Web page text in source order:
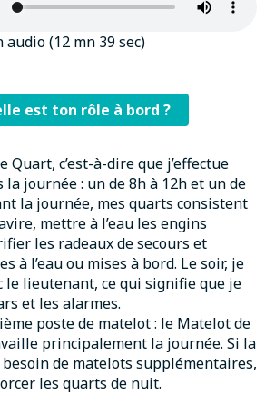
(12 mn 39 sec)
est ton rôle à bord ?
Quart, c’est-à-dire que j’effectue
la journée : un de 8h à 12h et un de
la journée, mes quarts consistent
mettre à l’eau les engins
les radeaux de secours et
à l’eau ou mises à bord. Le soir, je
le lieutenant, ce qui signifie que je
et les alarmes.
poste de matelot : le Matelot de
principalement la journée. Si la
de matelots supplémentaires,
les quarts de nuit.